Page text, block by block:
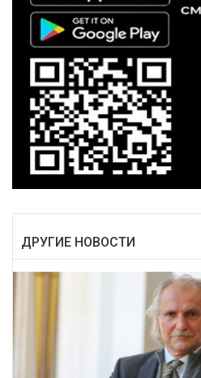
ДРУГИЕ НОВОСТИ